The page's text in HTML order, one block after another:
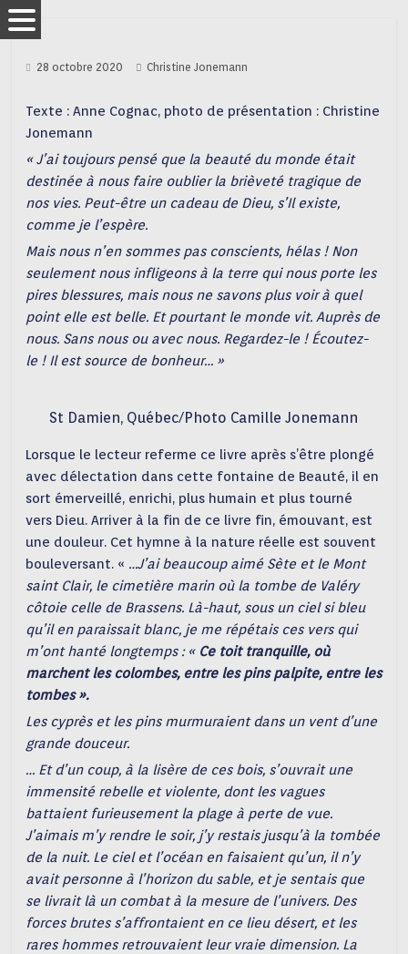
28 octobre 2020 Christine Jonemann
Texte : Anne Cognac, photo de présentation : Christine
Jonemann
« J’ai toujours pensé que la beauté du monde était
destinée à nous faire oublier la brièveté tragique de
nos vies. Peut-être un cadeau de Dieu, s’Il existe,
comme je l’espère.
Mais nous n’en sommes pas conscients, hélas ! Non
seulement nous infligeons à la terre qui nous porte les
pires blessures, mais nous ne savons plus voir à quel
point elle est belle. Et pourtant le monde vit. Auprès de
nous. Sans nous ou avec nous. Regardez-le ! Écoutez-
le ! Il est source de bonheur… »
St Damien, Québec/Photo Camille Jonemann
Lorsque le lecteur referme ce livre après s’être plongé
avec délectation dans cette fontaine de Beauté, il en
sort émerveillé, enrichi, plus humain et plus tourné
vers Dieu. Arriver à la fin de ce livre fin, émouvant, est
une douleur. Cet hymne à la nature réelle est souvent
bouleversant. « …J’ai beaucoup aimé Sète et le Mont
saint Clair, le cimetière marin où la tombe de Valéry
côtoie celle de Brassens. Là-haut, sous un ciel si bleu
qu’il en paraissait blanc, je me répétais ces vers qui
m’ont hanté longtemps : « Ce toit tranquille, où
marchent les colombes, entre les pins palpite, entre les
tombes ».
Les cyprès et les pins murmuraient dans un vent d’une
grande douceur.
… Et d’un coup, à la lisère de ces bois, s’ouvrait une
immensité rebelle et violente, dont les vagues
battaient furieusement la plage à perte de vue.
J’aimais m’y rendre le soir, j’y restais jusqu’à la tombée
de la nuit. Le ciel et l’océan en faisaient qu’un, il n’y
avait personne à l’horizon du sable, et je sentais que
se livrait là un combat à la mesure de l’univers. Des
forces brutes s’affrontaient en ce lieu désert, et les
rares hommes retrouvaient leur vraie dimension. La